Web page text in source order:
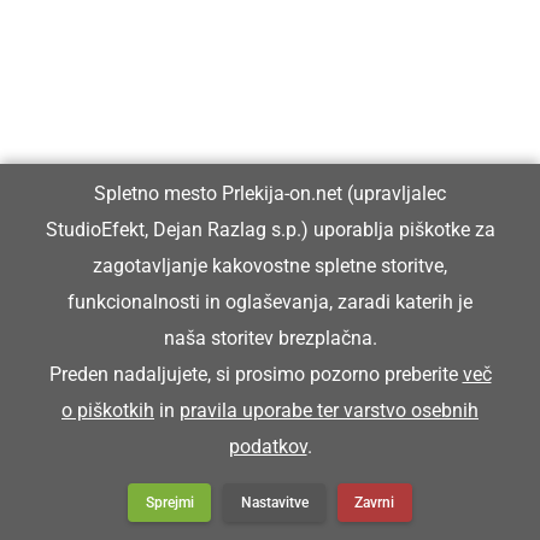
Spletno mesto Prlekija-on.net (upravljalec
StudioEfekt, Dejan Razlag s.p.) uporablja piškotke za
zagotavljanje kakovostne spletne storitve,
funkcionalnosti in oglaševanja, zaradi katerih je
naša storitev brezplačna.
Preden nadaljujete, si prosimo pozorno preberite več
o piškotkih in pravila uporabe ter varstvo osebnih
podatkov.
Sprejmi Nastavitve Zavrni